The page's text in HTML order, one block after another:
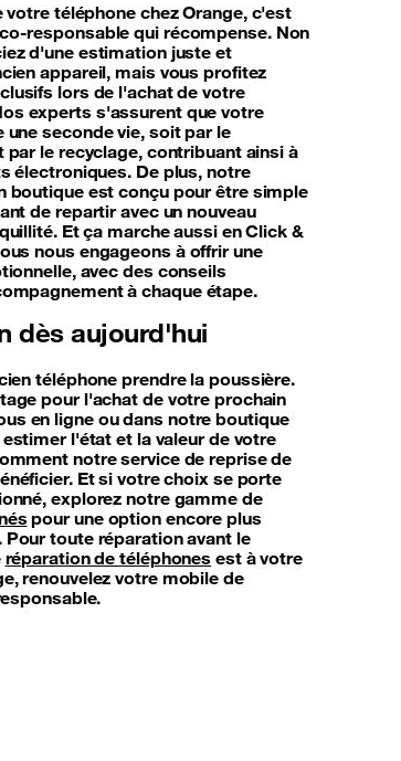
téléphone chez Orange, c'est
responsable qui récompense. Non
d'une estimation juste et
appareil, mais vous profitez
lors de l'achat de votre
experts s'assurent que votre
seconde vie, soit par le
le recyclage, contribuant ainsi à
électroniques. De plus, notre
boutique est conçu pour être simple
de repartir avec un nouveau
Et ça marche aussi en Click &
nous engageons à offrir une
avec des conseils
à chaque étape.
dès aujourd'hui
téléphone prendre la poussière.
pour l'achat de votre prochain
en ligne ou dans notre boutique
l'état et la valeur de votre
notre service de reprise de
Et si votre choix se porte
explorez notre gamme de
pour une option encore plus
toute réparation avant le
réparation de téléphones est à votre
renouvelez votre mobile de